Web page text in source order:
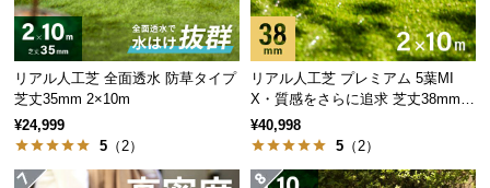
つ
い
て
お
葉の種類
ラッシュ
グリーン
リアル人工芝 全面透水 防草タイプ
芝丈35mm 2×10m
¥24,999
5 （2）
リアル人工芝 プレミアム 5葉MI
X・質感をさらに追求 芝丈38mm 2
×10m
¥40,998
5 （2）